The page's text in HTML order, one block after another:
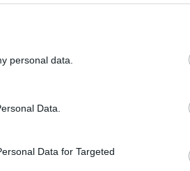
personal data.
Data.
Data for Targeted
Žinios | Kriminalai
Neliko nepastebėti: Vilniuje
įkliuvo du vyrai, įtariami
Žinios
Kovoje su narkotikais